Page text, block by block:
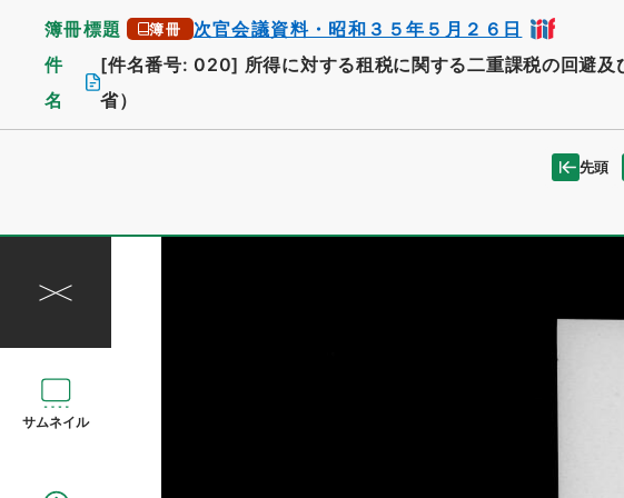
簿冊標題 簿冊 次官会議資料・昭和３５年５月２６日
件
名
[件名番号: 020] 所得に対する租税に関する二重課税の回避
省）
先頭
サムネイル